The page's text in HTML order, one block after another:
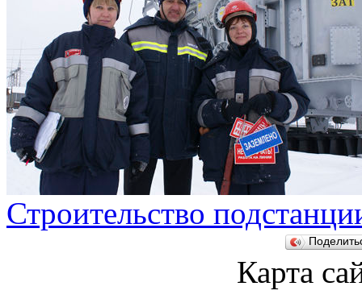
Строительство
Карта